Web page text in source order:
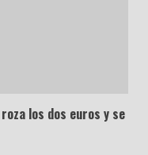
los dos euros y se